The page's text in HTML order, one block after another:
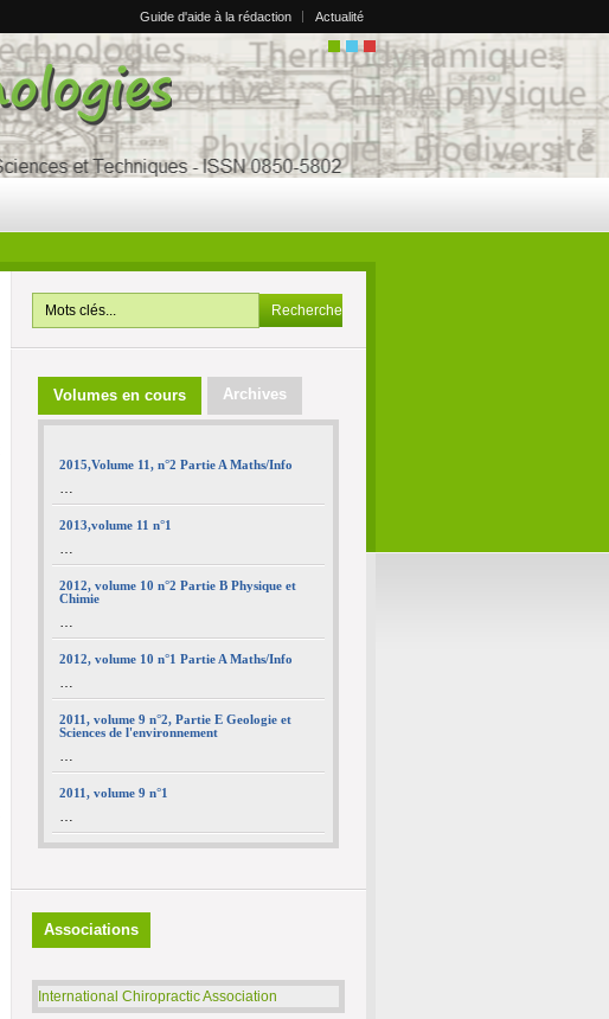
Guide d'aide à la rédaction Actualité
Volumes en cours Archives
2015,Volume 11, n°2 Partie A Maths/Info
…
2013,volume 11 n°1
…
2012, volume 10 n°2 Partie B Physique et
Chimie
…
2012, volume 10 n°1 Partie A Maths/Info
…
2011, volume 9 n°2, Partie E Geologie et
Sciences de l'environnement
…
2011, volume 9 n°1
…
2008 , Volume 6 N° 1
Associations
International Chiropractic Association